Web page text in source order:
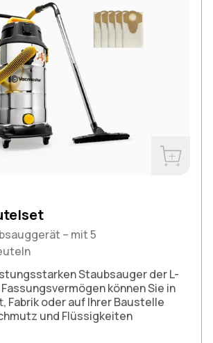
– mit 5
Staubsauger der L-
können Sie in
Fabrik oder auf Ihrer Baustelle
und Flüssigkeiten